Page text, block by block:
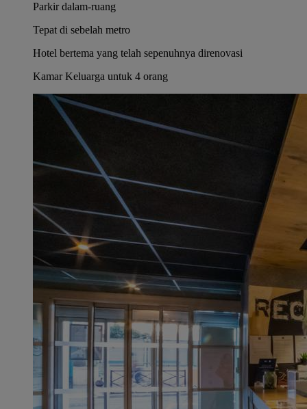
Parkir dalam-ruang
Tepat di sebelah metro
Hotel bertema yang telah sepenuhnya direnovasi
Kamar Keluarga untuk 4 orang